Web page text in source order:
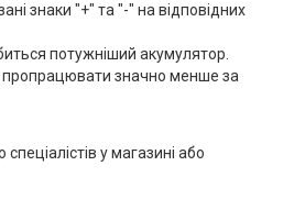
знаки "+" та "-" на відповідних
потужніший акумулятор.
пропрацювати значно менше за
у магазині або